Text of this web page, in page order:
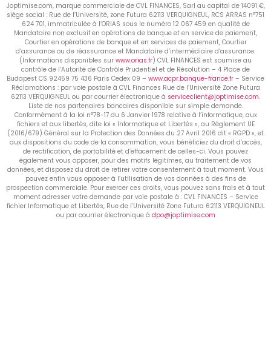
Joptimise.com, marque commerciale de CVL FINANCES, Sarl au capital de 14091 €,
siège social : Rue de l’Université, zone Futura 62113 VERQUIGNEUL, RCS ARRAS n°751
624 701, immatriculée à l’ORIAS sous le numéro 12 067 459 en qualité de
Mandataire non exclusif en opérations de banque et en service de paiement,
Courtier en opérations de banque et en services de paiement, Courtier
d’assurance ou de réassurance et Mandataire d’intermédiaire d’assurance.
(Informations disponibles sur www.orias.fr) CVL FINANCES est soumise au
contrôle de l’Autorité de Contrôle Prudentiel et de Résolution – 4 Place de
Budapest CS 92459 75 436 Paris Cedex 09 – www.acpr.banque-france.fr – Service
Réclamations : par voie postale à CVL Finances Rue de l’Université Zone Futura
62113 VERQUIGNEUL ou par courrier électronique à serviceclient@joptimise.com.
Liste de nos partenaires bancaires disponible sur simple demande.
Conformément à la loi n°78-17 du 6 Janvier 1978 relative à l’informatique, aux
fichiers et aux libertés, dite loi « Informatique et Libertés », au Règlement UE
(2016/679) Général sur la Protection des Données du 27 Avril 2016 dit « RGPD », et
aux dispositions du code de la consommation, vous bénéficiez du droit d’accès,
de rectification, de portabilité et d’effacement de celles-ci. Vous pouvez
également vous opposer, pour des motifs légitimes, au traitement de vos
données, et disposez du droit de retirer votre consentement à tout moment. Vous
pouvez enfin vous opposer à l’utilisation de vos données à des fins de
prospection commerciale. Pour exercer ces droits, vous pouvez sans frais et à tout
moment adresser votre demande par voie postale à : CVL FINANCES – Service
fichier Informatique et Libertés, Rue de l’Université Zone Futura 62113 VERQUIGNEUL
ou par courrier électronique à dpo@joptimise.com